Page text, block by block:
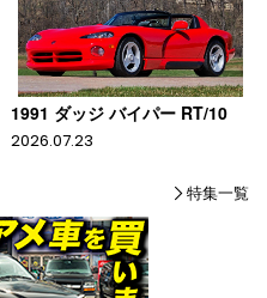
1991 ダッジ バイパー RT/10
2026.07.23
特集一覧